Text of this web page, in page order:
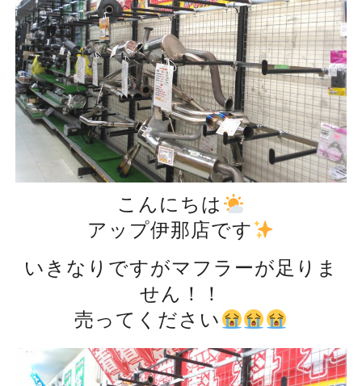
こんにちは
アップ伊那店です
いきなりですがマフラーが足りま
せん！！
売ってください